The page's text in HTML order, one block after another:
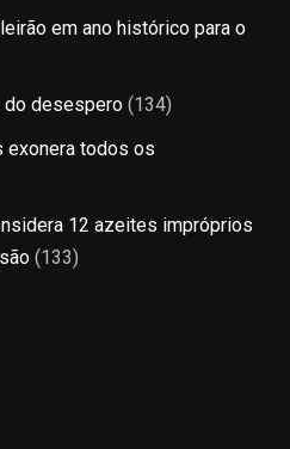
em ano histórico para o
do desespero (134)
exonera todos os
12 azeites impróprios
(133)